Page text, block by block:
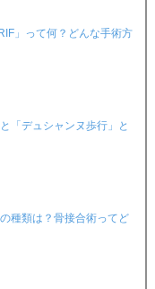
」って何？どんな手術方
「デュシャンヌ歩行」と
種類は？骨接合術ってど